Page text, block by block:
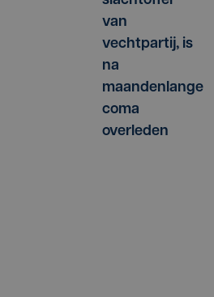
van
vechtpartij, is
na
maandenlange
coma
overleden